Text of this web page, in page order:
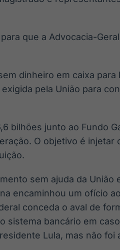
que a Advocacia-
dinheiro em caixa
pela União para
bilhões junto ao Fundo
O objetivo é injetar
sem ajuda da União
encaminhou um ofício
conceda o aval de
sistema bancário em
Lula, mas não foi